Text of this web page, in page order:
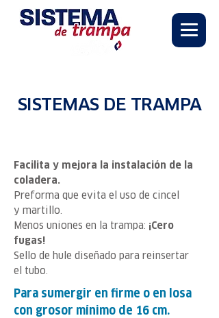
SISTEMAS DE TRAMPA
Facilita y mejora la instalación de la
coladera.
Preforma que evita el uso de cincel
y martillo.
Menos uniones en la trampa: ¡Cero
fugas!
Sello de hule diseñado para reinsertar
el tubo.​
Para sumergir en firme o en losa
con grosor mínimo de 16 cm.